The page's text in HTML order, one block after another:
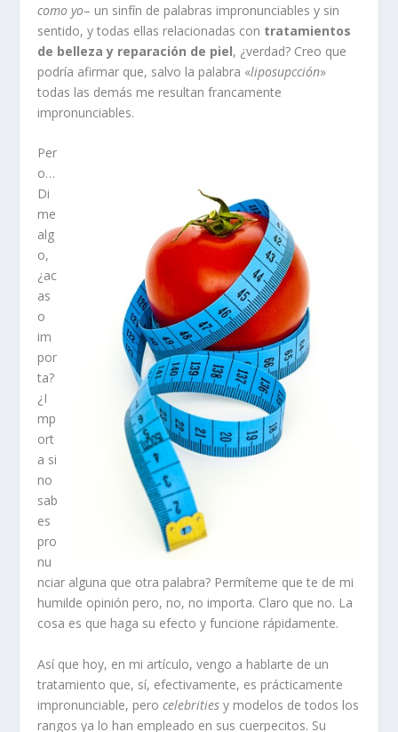
como yo– un sinfín de palabras impronunciables y sin
sentido, y todas ellas relacionadas con tratamientos
de belleza y reparación de piel, ¿verdad? Creo que
podría afirmar que, salvo la palabra «liposupcción»
todas las demás me resultan francamente
impronunciables.
Per
o…
Di
me
alg
o,
¿ac
as
o
im
por
ta?
¿I
mp
ort
a si
no
sab
es
pro
nu
nciar alguna que otra palabra? Permíteme que te de mi
humilde opinión pero, no, no importa. Claro que no. La
cosa es que haga su efecto y funcione rápidamente.
Así que hoy, en mi artículo, vengo a hablarte de un
tratamiento que, sí, efectivamente, es prácticamente
impronunciable, perocelebrities y modelos de todos los
rangos ya lo han empleado en sus cuerpecitos. Su